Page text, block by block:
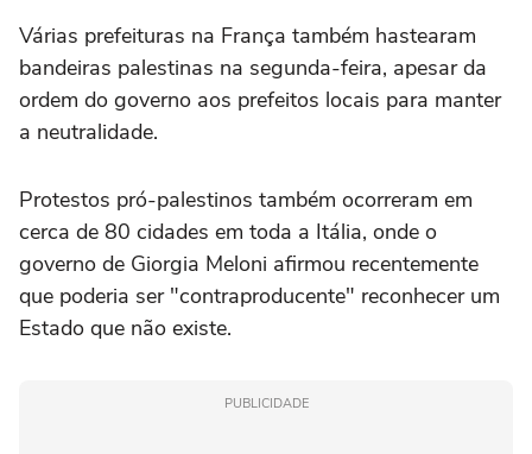
Várias prefeituras na França também hastearam
bandeiras palestinas na segunda-feira, apesar da
ordem do governo aos prefeitos locais para manter
a neutralidade.
Protestos pró-palestinos também ocorreram em
cerca de 80 cidades em toda a Itália, onde o
governo de Giorgia Meloni afirmou recentemente
que poderia ser "contraproducente" reconhecer um
Estado que não existe.
PUBLICIDADE